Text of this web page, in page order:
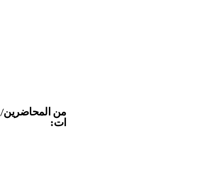
من المحاضرين/
ات: